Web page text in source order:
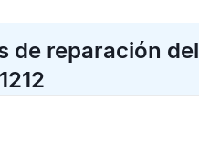
de reparación del